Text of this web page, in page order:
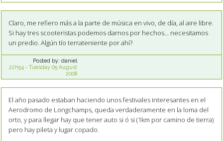
Claro, me refiero más a la parte de música en vivo, de día, al aire libre.
Si hay tres scooteristas podemos darnos por hechos... necesitamos
un predio. Algún tío terrateniente por ahí?
Posted by: daniel
22h54 - Tuesday 05 August
2008
El año pasado estaban haciendo unos festivales interesantes en el
Aerodromo de Longchamps, queda verdaderamente en la loma del
orto, y para llegar hay que tener auto si ó si (1km por camino de tierra)
pero hay pileta y lugar copado.